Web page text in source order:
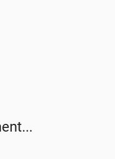
gratis binance-kontoدر